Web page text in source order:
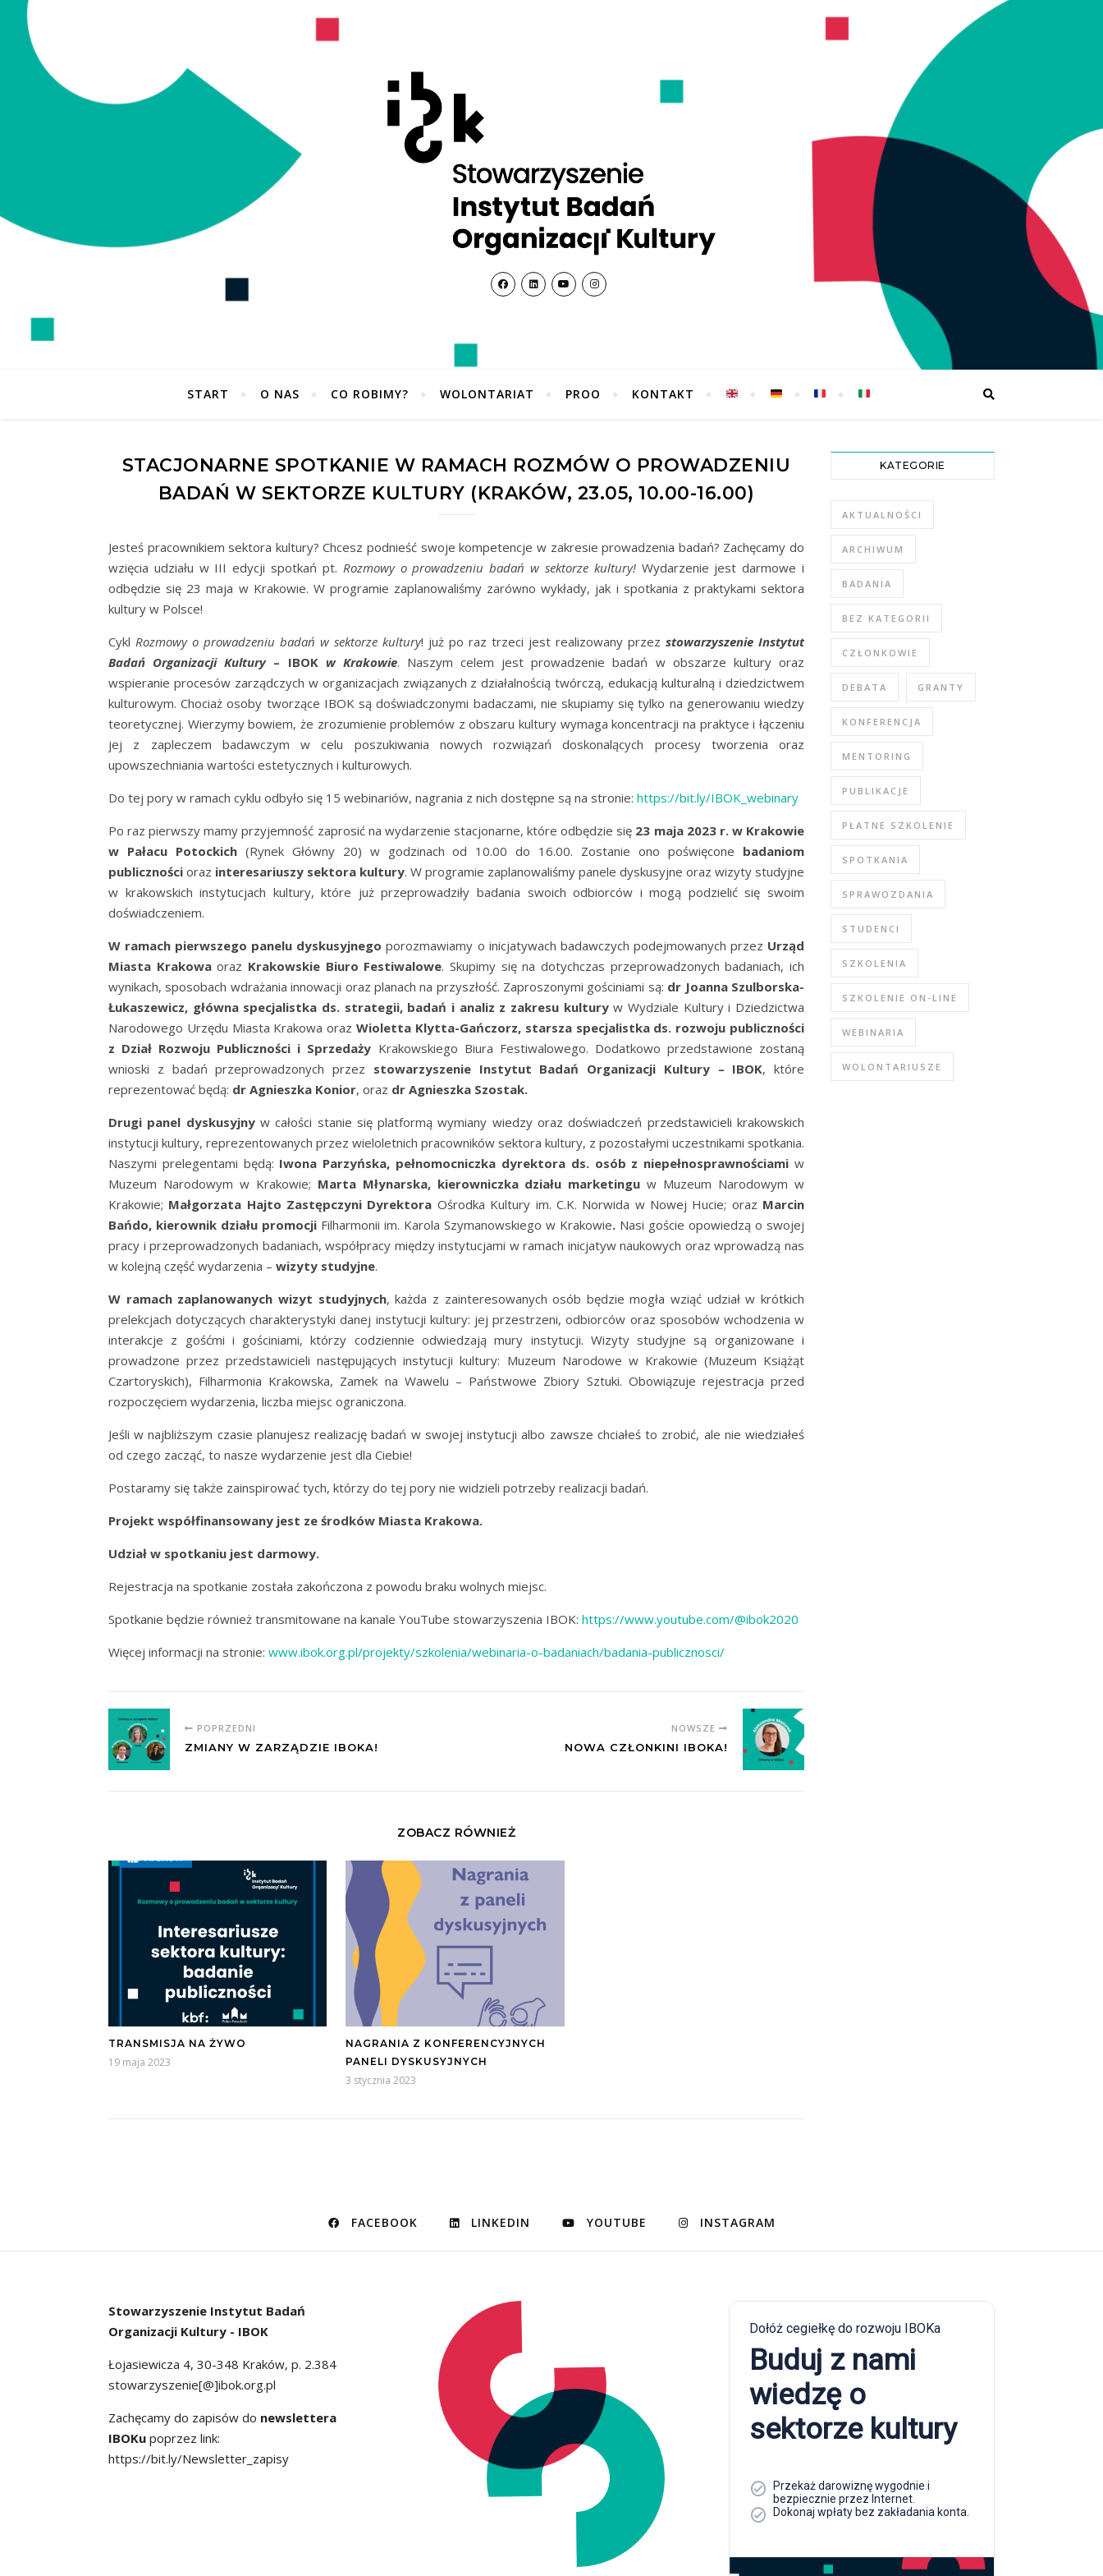
START O NAS CO ROBIMY? WOLONTARIAT PROO KONTAKT
STACJONARNE SPOTKANIE W RAMACH ROZMÓW O PROWADZENIU
BADAŃ W SEKTORZE KULTURY (KRAKÓW, 23.05, 10.00-16.00)
Jesteś pracownikiem sektora kultury? Chcesz podnieść swoje kompetencje w zakresie prowadzenia badań? Zachęcamy do
wzięcia udziału w III edycji spotkań pt. Rozmowy o prowadzeniu badań w sektorze kultury!Wydarzenie jest darmowe i
odbędzie się 23 maja w Krakowie. W programie zaplanowaliśmy zarówno wykłady, jak i spotkania z praktykami sektora
kultury w Polsce!
Cykl Rozmowy o prowadzeniu badań w sektorze kultury! już po raz trzeci jest realizowany przez stowarzyszenie Instytut
Badań Organizacji Kultury – IBOK w Krakowie. Naszym celem jest prowadzenie badań w obszarze kultury oraz
wspieranie procesów zarządczych w organizacjach związanych z działalnością twórczą, edukacją kulturalną i dziedzictwem
kulturowym. Chociaż osoby tworzące IBOK są doświadczonymi badaczami, nie skupiamy się tylko na generowaniu wiedzy
teoretycznej. Wierzymy bowiem, że zrozumienie problemów z obszaru kultury wymaga koncentracji na praktyce i łączeniu
jej z zapleczem badawczym w celu poszukiwania nowych rozwiązań doskonalących procesy tworzenia oraz
upowszechniania wartości estetycznych i kulturowych.
Do tej pory w ramach cyklu odbyło się 15 webinariów, nagrania z nich dostępne są na stronie: https://bit.ly/IBOK_webinary
Po raz pierwszy mamy przyjemność zaprosić na wydarzenie stacjonarne, które odbędzie się 23 maja 2023 r. w Krakowie
w Pałacu Potockich(Rynek Główny 20) w godzinach od 10.00 do 16.00. Zostanie ono poświęcone badaniom
publiczności oraz interesariuszy sektora kultury. W programie zaplanowaliśmy panele dyskusyjne oraz wizyty studyjne
w krakowskich instytucjach kultury, które już przeprowadziły badania swoich odbiorców i mogą podzielić się swoim
doświadczeniem.
W ramach pierwszego panelu dyskusyjnego porozmawiamy o inicjatywach badawczych podejmowanych przez Urząd
Miasta Krakowaoraz Krakowskie Biuro Festiwalowe. Skupimy się na dotychczas przeprowadzonych badaniach, ich
wynikach, sposobach wdrażania innowacji oraz planach na przyszłość. Zaproszonymi gościniami są: dr Joanna Szulborska-
Łukaszewicz, główna specjalistka ds. strategii, badań i analiz z zakresu kulturyw Wydziale Kultury i Dziedzictwa
Narodowego Urzędu Miasta Krakowa oraz Wioletta Klytta-Gańczorz, starsza specjalistka ds. rozwoju publiczności
z Dział Rozwoju Publiczności i Sprzedaży Krakowskiego Biura Festiwalowego. Dodatkowo przedstawione zostaną
wnioski z badań przeprowadzonych przez stowarzyszenie Instytut Badań Organizacji Kultury – IBOK, które
reprezentować będą: dr Agnieszka Konior, oraz dr Agnieszka Szostak.
Drugi panel dyskusyjny w całości stanie się platformą wymiany wiedzy oraz doświadczeń przedstawicieli krakowskich
instytucji kultury, reprezentowanych przez wieloletnich pracowników sektora kultury, z pozostałymi uczestnikami spotkania.
Naszymi prelegentami będą: Iwona Parzyńska, pełnomocniczka dyrektora ds. osób z niepełnosprawnościami w
Muzeum Narodowym w Krakowie; Marta Młynarska, kierowniczka działu marketingu w Muzeum Narodowym w
Krakowie; Małgorzata Hajto Zastępczyni Dyrektora Ośrodka Kultury im. C.K. Norwida w Nowej Hucie; oraz Marcin
Bańdo, kierownik działu promocji Filharmonii im. Karola Szymanowskiego w Krakowie. Nasi goście opowiedzą o swojej
pracy i przeprowadzonych badaniach, współpracy między instytucjami w ramach inicjatyw naukowych oraz wprowadzą nas
w kolejną część wydarzenia – wizyty studyjne.
W ramach zaplanowanych wizyt studyjnych, każda z zainteresowanych osób będzie mogła wziąć udział w krótkich
prelekcjach dotyczących charakterystyki danej instytucji kultury: jej przestrzeni, odbiorców oraz sposobów wchodzenia w
interakcje z gośćmi i gościniami, którzy codziennie odwiedzają mury instytucji. Wizyty studyjne są organizowane i
prowadzone przez przedstawicieli następujących instytucji kultury: Muzeum Narodowe w Krakowie (Muzeum Książąt
Czartoryskich), Filharmonia Krakowska, Zamek na Wawelu – Państwowe Zbiory Sztuki. Obowiązuje rejestracja przed
rozpoczęciem wydarzenia, liczba miejsc ograniczona.
Jeśli w najbliższym czasie planujesz realizację badań w swojej instytucji albo zawsze chciałeś to zrobić, ale nie wiedziałeś
od czego zacząć, to nasze wydarzenie jest dla Ciebie!
Postaramy się także zainspirować tych, którzy do tej pory nie widzieli potrzeby realizacji badań.
Projekt współfinansowany jest ze środków Miasta Krakowa.
Udział w spotkaniu jest darmowy.
Rejestracja na spotkanie została zakończona z powodu braku wolnych miejsc.
Spotkanie będzie również transmitowane na kanale YouTube stowarzyszenia IBOK: https://www.youtube.com/@ibok2020
Więcej informacji na stronie: www.ibok.org.pl/projekty/szkolenia/webinaria-o-badaniach/badania-publicznosci/
POPRZEDNI
ZMIANY W ZARZĄDZIE IBOKA!
NOWSZE
NOWA CZŁONKINI IBOKA!
ZOBACZ RÓWNIEŻ
TRANSMISJA NA ŻYWO
19 maja 2023
NAGRANIA Z KONFERENCYJNYCH
PANELI DYSKUSYJNYCH
3 stycznia 2023
KATEGORIE
AKTUALNOŚCI
ARCHIWUM
BADANIA
BEZ KATEGORII
CZŁONKOWIE
DEBATA GRANTY
KONFERENCJA
MENTORING
PUBLIKACJE
PŁATNE SZKOLENIE
SPOTKANIA
SPRAWOZDANIA
STUDENCI
SZKOLENIA
SZKOLENIE ON-LINE
WEBINARIA
WOLONTARIUSZE
FACEBOOK LINKEDIN YOUTUBE INSTAGRAM
Stowarzyszenie Instytut Badań
Organizacji Kultury - IBOK
Łojasiewicza 4, 30-348 Kraków, p. 2.384
stowarzyszenie[@]ibok.org.pl
Zachęcamy do zapisów do newslettera
IBOKu poprzez link:
https://bit.ly/Newsletter_zapisy